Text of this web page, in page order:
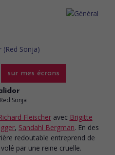
sur mes écrans
Sonja
Fleischer avec Brigitte
, Sandahl Bergman. En des
redoutable entreprend de
par une reine cruelle.